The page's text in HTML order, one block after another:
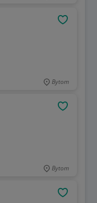
Bytom
Bytom